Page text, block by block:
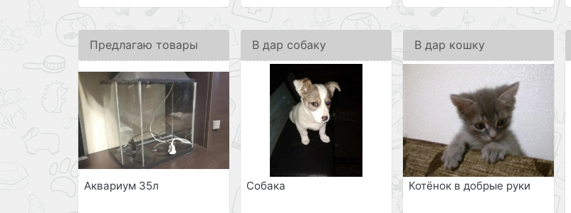
Предлагаю товары
Аквариум 35л
В дар собаку
Собака
В дар кошку
Котёнок в добрые руки